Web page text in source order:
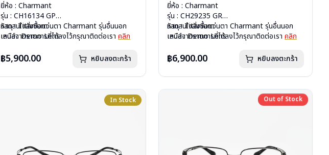
ยี่ห้อ : Charmant
รุ่น : CH16134 GP
วัสดุ : Titanium
เลนส์ : Demo Lens
น้ำหนัก : 15 กรัม
การรับประกัน : 1 ปี
หากสนใจสั่งชื้อแว่นตา Charmant รุ่นอื่นนอก
เหนือจากรายการที่ได้ลงไว้กรุณาติดต่อเรา คลิก
฿5,900.00 หยิบลงตะกร้า
ยี่ห้อ : Charmant
รุ่น : CH29235 GR
วัสดุ : Titanium
เลนส์ : Demo Lens
น้ำหนัก : 13 กรัม
การรับประกัน : 1 ปี
หากสนใจสั่งชื้อแว่นตา Charmant รุ่นอื่นนอก
เหนือจากรายการที่ได้ลงไว้กรุณาติดต่อเรา คลิก
฿6,900.00 หยิบลงตะกร้า
In Stock Out of Stock
Out of Stock